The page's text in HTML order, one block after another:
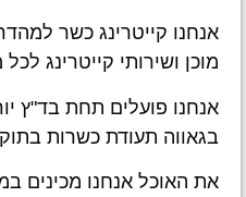
אנחנו קייטרינג כשר
מוכן ושירותי קייטרינג
אנחנו פועלים תחת בד"ץ
בגאווה תעודת כשרות
את האוכל אנחנו מכינים